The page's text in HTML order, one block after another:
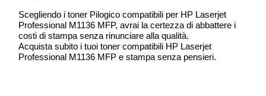
Scegliendo i toner Pilogico compatibili per HP Laserjet
Professional M1136 MFP, avrai la certezza di abbattere i
costi di stampa senza rinunciare alla qualità.
Acquista subito i tuoi toner compatibili HP Laserjet
Professional M1136 MFP e stampa senza pensieri.